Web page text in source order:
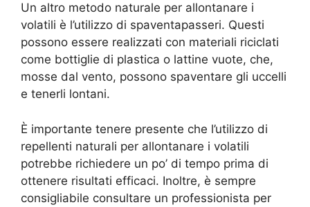
Un altro metodo naturale per allontanare i
volatili è l’utilizzo di spaventapasseri. Questi
possono essere realizzati con materiali riciclati
come bottiglie di plastica o lattine vuote, che,
mosse dal vento, possono spaventare gli uccelli
e tenerli lontani.
È importante tenere presente che l’utilizzo di
repellenti naturali per allontanare i volatili
potrebbe richiedere un po’ di tempo prima di
ottenere risultati efficaci. Inoltre, è sempre
consigliabile consultare un professionista per